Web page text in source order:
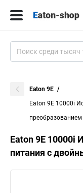
Eaton 9E
Eaton 9E 10000i
преобразованием
Eaton 9E 10000i
питания с